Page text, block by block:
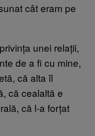
cât eram pe
unei relații,
de a fi cu mine,
că alta îl
că cealaltă e
că l-a forțat